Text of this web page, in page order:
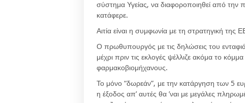
σύστημα Υγείας, να διαφοροποιηθεί από την
κατάφερε.
Αιτία είναι η συμφωνία με τη στρατηγική
Ο πρωθυπουργός με τις δηλώσεις του
μέχρι πριν τις εκλογές ψέλλιζε ακόμα το
φαρμακοβιομήχανους.
Το μόνο “δωρεάν”, με την κατάργηση των 5
η έξοδος απ’ αυτές θα ’ναι με μεγάλες